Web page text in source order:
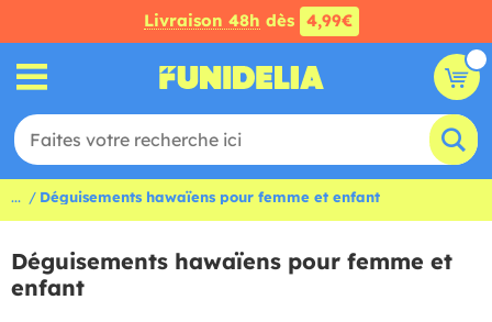
Livraison 48h dès 4,99€
... Déguisements hawaïens pour femme et enfant
Déguisements hawaïens pour femme et
enfant